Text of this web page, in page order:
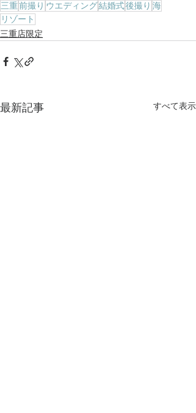
三重前撮り ウエディング結婚式後撮り 海
リゾート
三重店限定
最新記事 すべて表示